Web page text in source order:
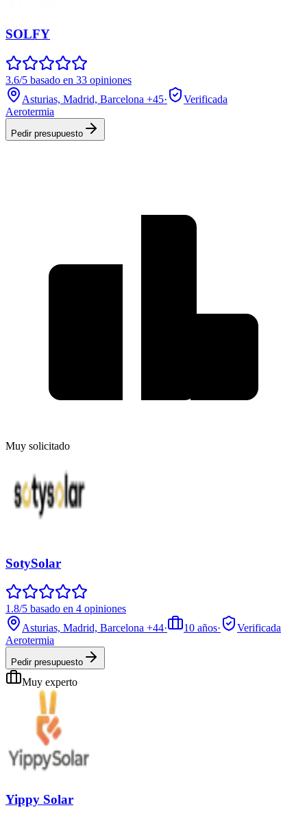
SOLFY
3.6/5 basado en 33 opiniones
Asturias, Madrid, Barcelona +45·
Verificada
Aerotermia
Pedir presupuesto
Muy solicitado
SotySolar
1.8/5 basado en 4 opiniones
Asturias, Madrid, Barcelona +44· 10 años·
Verificada
Aerotermia
Pedir presupuesto
Muy experto
Yippy Solar